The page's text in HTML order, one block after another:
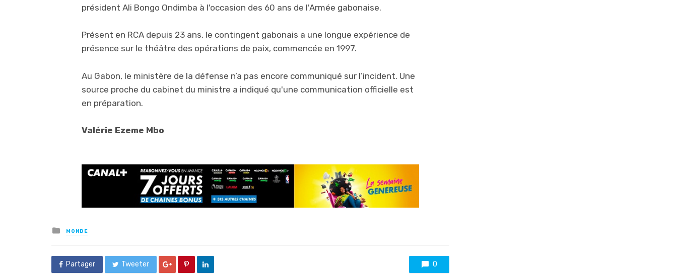
président Ali Bongo Ondimba à l'occasion des 60 ans de l'Armée gabonaise.
Présent en RCA depuis 23 ans, le contingent gabonais a une longue expérience de
présence sur le théâtre des opérations de paix, commencée en 1997.
Au Gabon, le ministère de la défense n’a pas encore communiqué sur l’incident. Une
source proche du cabinet du ministre a indiqué qu'une communication officielle est
en préparation.
Valérie Ezeme Mbo
Posted
in
MONDE
Partager Tweeter 0